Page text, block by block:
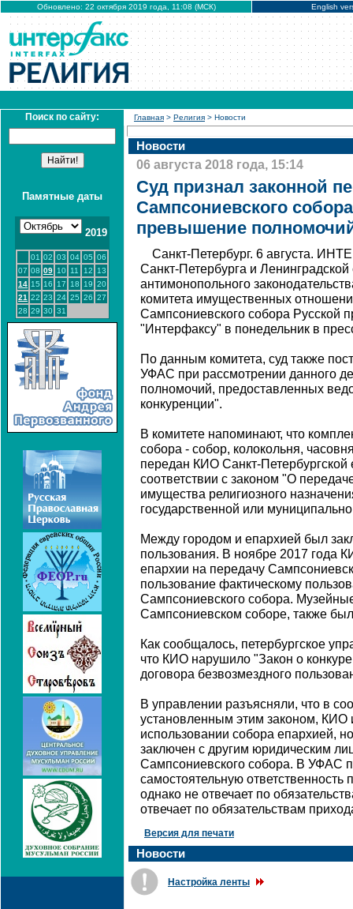
Обновлено: 22 октября 2019 года, 11:08 (МСК) English
Поиск по сайту:
Памятные даты
2019
01 02 03 04 05 06
07 08 09 10 11 12
13
14 15 16 17 18 19 20
21 22 23 24 25 26 27
28 29 30 31
Главная > Религия > Новости
Новости
06 августа 2018 года, 15:14
Суд признал законной
Сампсониевского
превышение
Санкт-Петербург. 6 августа.
Санкт-Петербурга и
антимонопольного
комитета имущественных
Сампсониевского собора Русской
"Интерфаксу" в понедельник в
По данным комитета, суд также
УФАС при рассмотрении данного
полномочий, предоставленных
конкуренции".
В комитете напоминают, что
собора - собор, колокольня,
передан КИО Санкт-Петербургской
соответствии с законом "О
имущества религиозного
государственной или
Между городом и епархией был
пользования. В ноябре 2017 года
епархии на передачу
пользование фактическому
Сампсониевского собора.
Сампсониевском соборе, также
Как сообщалось, петербургское
что КИО нарушило "Закон о
договора безвозмездного
В управлении разъясняли, что в
установленным этим законом, КИО
использовании собора епархией,
заключен с другим юридическим
Сампсониевского собора. В УФАС
самостоятельную ответственность
однако не отвечает по
отвечает по обязательствам
Версия для печати
Новости
Настройка ленты